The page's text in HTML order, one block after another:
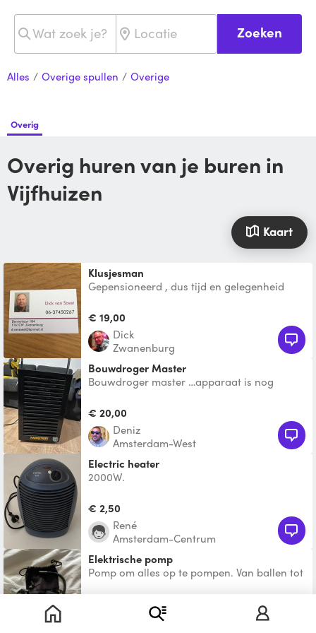
Zoeken
Alles / Overige spullen / Overige
Overig
Overig huren van je buren in
Vijfhuizen
Kaart
Klusjesman
Gepensioneerd , dus tijd en gelegenheid
onderhoud van vastgoed
€ 19,00
Dick
Zwanenburg
Bouwdroger Master
Bouwdroger master …apparaat is nog
muur , huis kamer .. .b
€ 20,00
Deniz
Amsterdam-West
Electric heater
2000W.
€ 2,50
René
Amsterdam-Centrum
Elektrische pomp
Pomp om alles op te pompen. Van ballen tot